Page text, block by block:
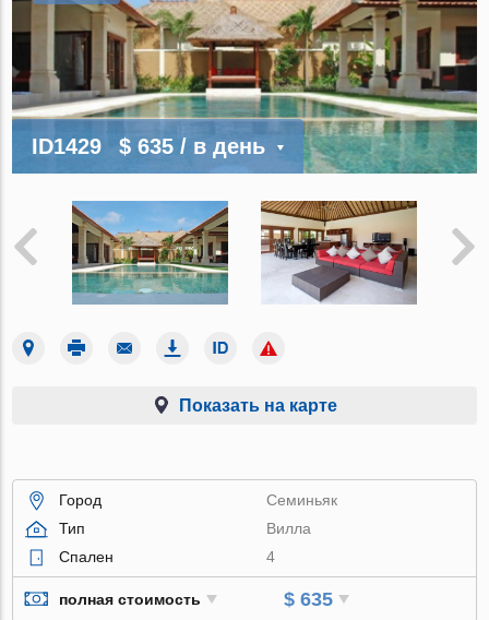
ID1429 $ 635/ в день
Показать на карте
Город
Семиньяк
Тип
Вилла
Спален
4
полная стоимость $ 635